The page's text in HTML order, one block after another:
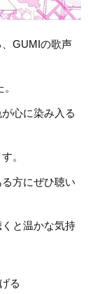
GUMIの歌声
心に染み入る
。
方にぜひ聴い
と温かな気持
る